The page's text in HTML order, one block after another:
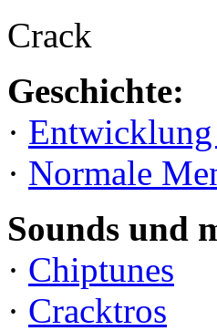
Crack
Geschichte:
· Entwicklung
· Normale
Sounds und
· Chiptunes
· Cracktros